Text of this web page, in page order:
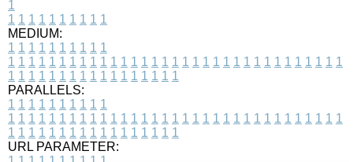
1
1 1 1 1 1 1 1 1 1 1
MEDIUM:
1 1 1 1 1 1 1 1 1 1
1 1 1 1 1 1 1 1 1 1 1 1 1 1 1 1 1 1 1 1 1 1 1 1 1 1 1 1 1 1 1 1 1
1 1 1 1 1 1 1 1 1 1 1 1 1 1 1 1 1
PARALLELS:
1 1 1 1 1 1 1 1 1 1
1 1 1 1 1 1 1 1 1 1 1 1 1 1 1 1 1 1 1 1 1 1 1 1 1 1 1 1 1 1 1 1 1
1 1 1 1 1 1 1 1 1 1 1 1 1 1 1 1 1
URL PARAMETER: